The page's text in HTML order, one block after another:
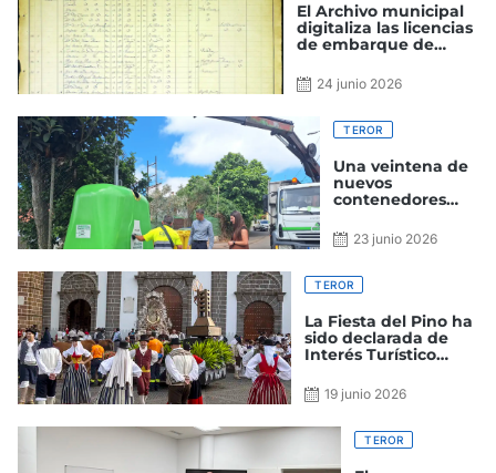
El Archivo municipal
digitaliza las licencias
de embarque de
terorenses entre 1853
y 1922
24 junio 2026
TEROR
Una veintena de
nuevos
contenedores
de vidrio se
instala en los
23 junio 2026
TEROR
La Fiesta del Pino ha
sido declarada de
Interés Turístico
19 junio 2026
TEROR